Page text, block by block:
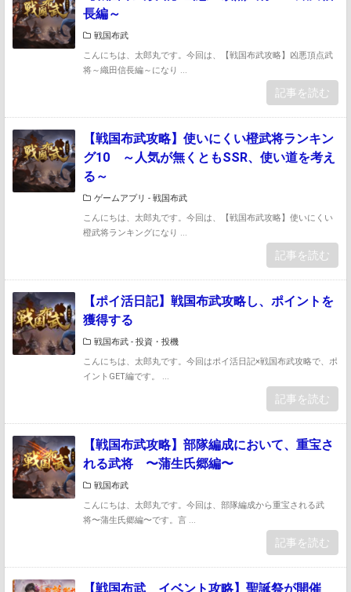
長編～
戦国布武
こんにちは、太郎丸です。今回は、【戦国布武攻略】凶悪頂点武
将～織田信長編～になり ...
記事を読む
【戦国布武攻略】使いにくい橙武将ランキン
グ10 ～人気が無くともSSR、使い道を考え
る～
ゲームアプリ - 戦国布武
こんにちは、太郎丸です。今回は、【戦国布武攻略】使いにくい
橙武将ランキングになり ...
記事を読む
【ポイ活日記】戦国布武攻略し、ポイントを
獲得する
戦国布武 - 投資・投機
こんにちは、太郎丸です。今回はポイ活日記×戦国布武攻略で、ポ
イントGET編です。 ...
記事を読む
【戦国布武攻略】部隊編成において、重宝さ
れる武将 〜蒲生氏郷編〜
戦国布武
こんにちは、太郎丸です。今回は、部隊編成から重宝される武
将〜蒲生氏郷編〜です。言 ...
記事を読む
【戦国布武 イベント攻略】聖誕祭が開催